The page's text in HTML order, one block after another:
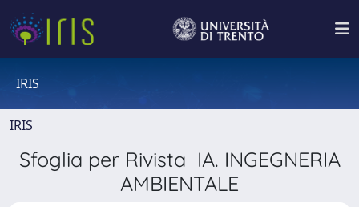
IRIS
IRIS
Sfoglia per Rivista IA. INGEGNERIA
AMBIENTALE